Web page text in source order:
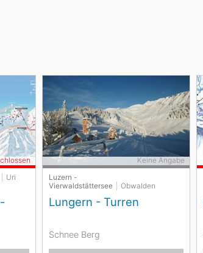
Uri
Luzern -
Vierwaldstättersee
Obwalden
Lungern - Turren
Keine Angabe
Schnee Berg